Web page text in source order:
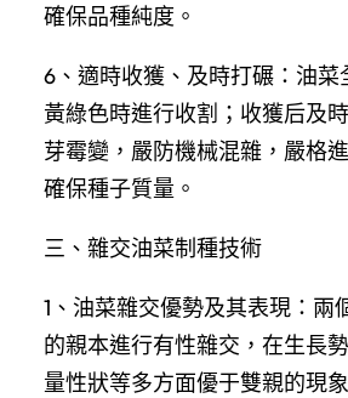
確保品種純度。
6、適時收獲、及時打碾：油菜
黃綠色時進行收割；收獲后及
芽霉變，嚴防機械混雜，嚴格
確保種子質量。
三、雜交油菜制種技術
1、油菜雜交優勢及其表現：兩
的親本進行有性雜交，在生長
量性狀等多方面優于雙親的現